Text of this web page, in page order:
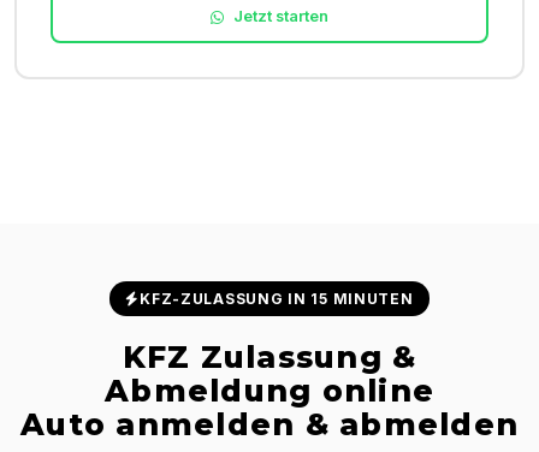
Jetzt starten
KFZ-ZULASSUNG IN 15 MINUTEN
KFZ Zulassung &
Abmeldung online
Auto anmelden & abmelden